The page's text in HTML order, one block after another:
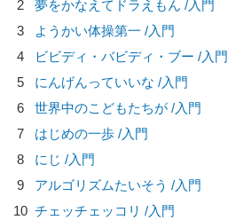
2
夢をかなえてドラえもん /入門
3
ようかい体操第一 /入門
4
ビビディ・バビディ・ブー /入門
5
にんげんっていいな /入門
6
世界中のこどもたちが /入門
7
はじめの一歩 /入門
8
にじ /入門
9
アルゴリズムたいそう /入門
10 チェッチェッコリ /入門